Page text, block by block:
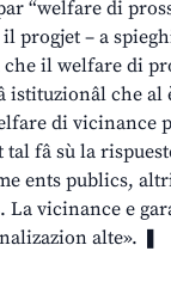
“welfare di
progjet – a
che il welfare di
istituzionâl che al
di vicinance
fâ sù la
ents publics,
La vicinance e
alte». ❚